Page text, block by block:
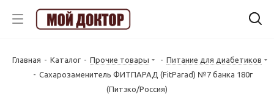
Главная - Каталог - Прочие товары - Питание для диабетиков
- Сахарозаменитель ФИТПАРАД (FitParad) №7 банка 180г
(Питэко/Россия)